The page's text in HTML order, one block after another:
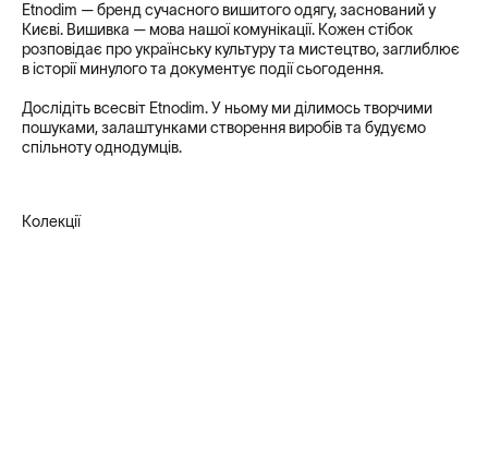
Etnodim — бренд сучасного вишитого одягу, заснований у
Києві. Вишивка — мова нашої комунікації. Кожен стібок
розповідає про українську культуру та мистецтво, заглиблює
в історії минулого та документує події сьогодення.
Дослідіть всесвіт Etnodim. У ньому ми ділимось творчими
пошуками, залаштунками створення виробів та будуємо
спільноту однодумців.
Колекції